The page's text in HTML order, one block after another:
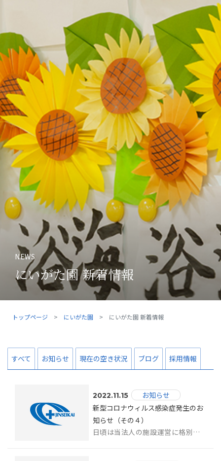
NEWS
にいがた園 新着情報
トップページ にいがた園 にいがた園 新着情報
すべて お知らせ 現在の空き状況 ブログ 採用情報
2022.11.15
お知らせ
新型コロナウィルス感染症発生のお
知らせ（その４）
日頃は当法人の施設運営に格別のご理解とご協力を賜り、厚く御礼申し上げます。 こ...